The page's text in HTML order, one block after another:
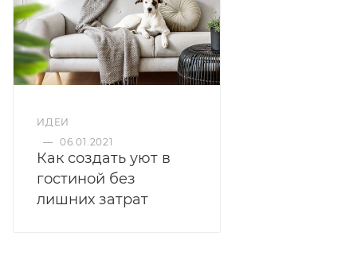
ИДЕИ
— 06.01.2021
Как создать уют в
гостиной без
лишних затрат